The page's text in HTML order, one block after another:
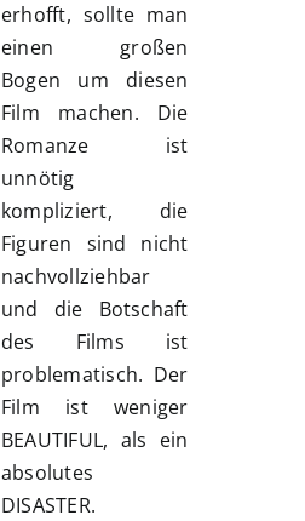
erhofft, sollte man
einen großen
Bogen um diesen
Film machen. Die
Romanze ist
unnötig
kompliziert, die
Figuren sind nicht
nachvollziehbar
und die Botschaft
des Films ist
problematisch. Der
Film ist weniger
BEAUTIFUL, als ein
absolutes
DISASTER.